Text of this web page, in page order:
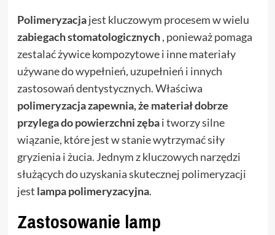
Polimeryzacjajest kluczowym procesem w wielu
zabiegach stomatologicznych, ponieważ pomaga
zestalać żywice kompozytowe i inne materiały
używane do wypełnień, uzupełnień i innych
zastosowań dentystycznych. Właściwa
polimeryzacja zapewnia, że materiał dobrze
przylega do powierzchni zębai tworzy silne
wiązanie, które jest w stanie wytrzymać siły
gryzienia i żucia. Jednym z kluczowych narzędzi
służących do uzyskania skutecznej polimeryzacji
jest lampa polimeryzacyjna.
Zastosowanie lamp